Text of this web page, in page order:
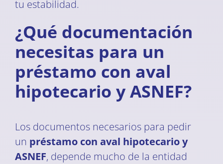
tu estabilidad.
¿Qué documentación
necesitas para un
préstamo con aval
hipotecario y ASNEF?
Los documentos necesarios para pedir
un préstamo con aval hipotecario y
ASNEF, depende mucho de la entidad